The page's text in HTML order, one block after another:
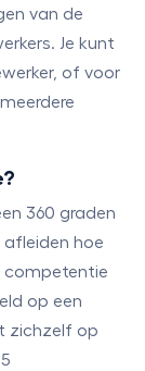
van de
Je kunt
of voor
360 graden
hoe
competentie
op een
zichzelf op